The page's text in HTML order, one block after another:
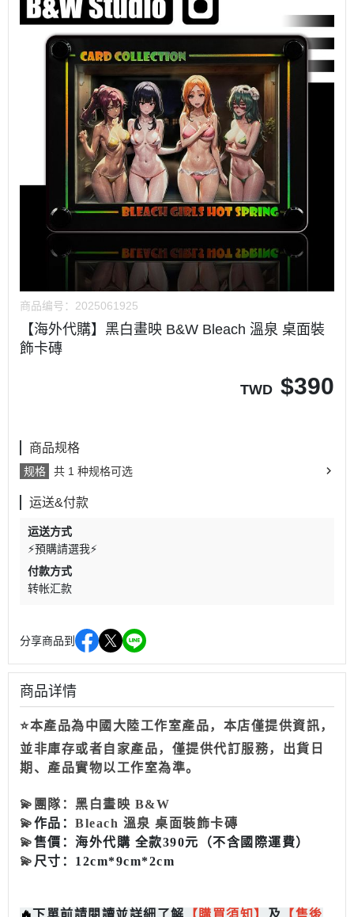
商品编号： 2025061925
【海外代購】黑白畫映 B&W Bleach 溫泉 桌面裝
飾卡磚
TWD $390
商品规格
规格 共 1 种规格可选
运送&付款
运送方式
⚡預購請選我⚡
付款方式
转帐汇款
分享商品到
商品详情
⭐本產品為中國大陸工作室產品，本店僅提供資訊，
並非庫存或者自家產品，僅提供代訂服務，出貨日
期、產品實物以工作室為準。
💫 團隊： 黑白畫映 B&W
💫作品： Bleach 溫泉 桌面裝飾卡磚
💫售價： 海外代購 全款390元 （不含國際運費）
💫 尺寸： 12cm*9cm*2cm
🔥下單前請閱讀並詳細了解 【 購買須知 】 及 【售後